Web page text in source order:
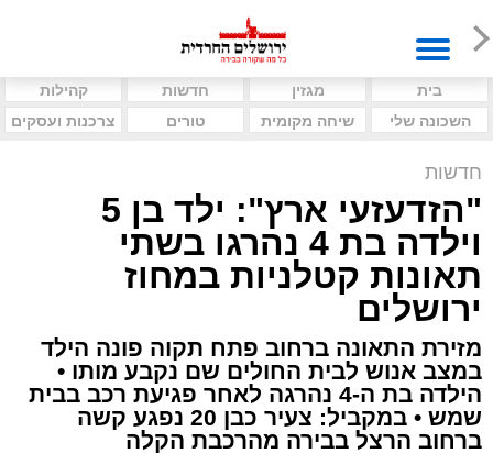
בית מגזין חדשות
קהילות
השכונה שלי
שיחה מקומית טורים צרכנות ועסקים
חדשות
"הזדעזעי ארץ": ילד בן 5
וילדה בת 4 נהרגו בשתי
תאונות קטלניות במחוז
ירושלים
מזירת התאונה ברחוב פתח תקוה פונה הילד
במצב אנוש לבית החולים שם נקבע מותו •
הילדה בת ה-4 נהרגה לאחר פגיעת רכב בבית
שמש • במקביל: צעיר כבן 20 נפגע קשה
ברחוב הרצל בבירה מהרכבת הקלה